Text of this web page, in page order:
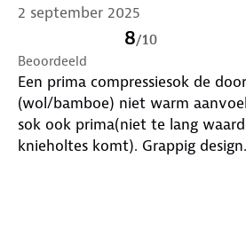
2 september 2025
8/10
Beoordeeld
Een prima compressiesok de
(wol/bamboe) niet warm
sok ook prima(niet te lang
knieholtes komt). Grappig design.